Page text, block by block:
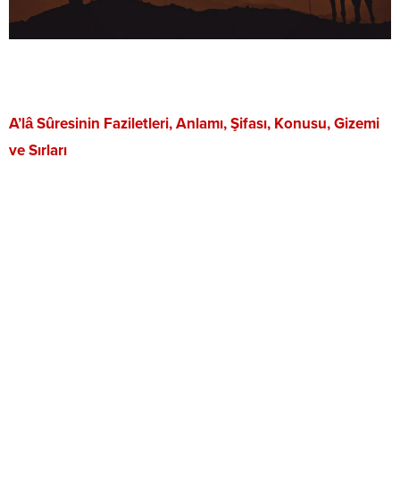
A’lâ Sûresinin Faziletleri, Anlamı, Şifası, Konusu, Gizemi
ve Sırları